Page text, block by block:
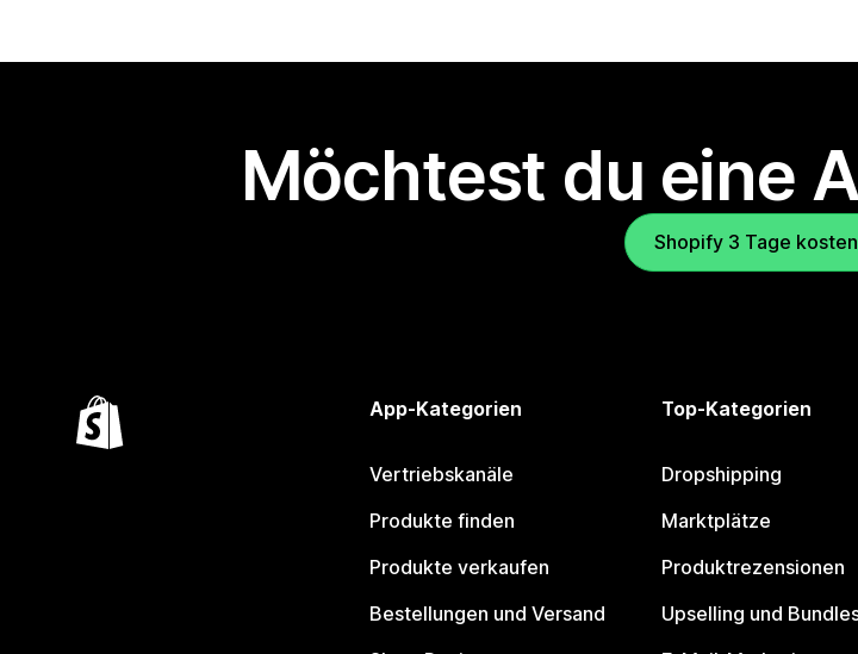
Möchtest du eine
Shopify 3 Tage
App-Kategorien
Vertriebskanäle
Produkte finden
Produkte verkaufen
Bestellungen und Versand
Top-Kategorien
Dropshipping
Marktplätze
Produktrezensionen
Upselling und